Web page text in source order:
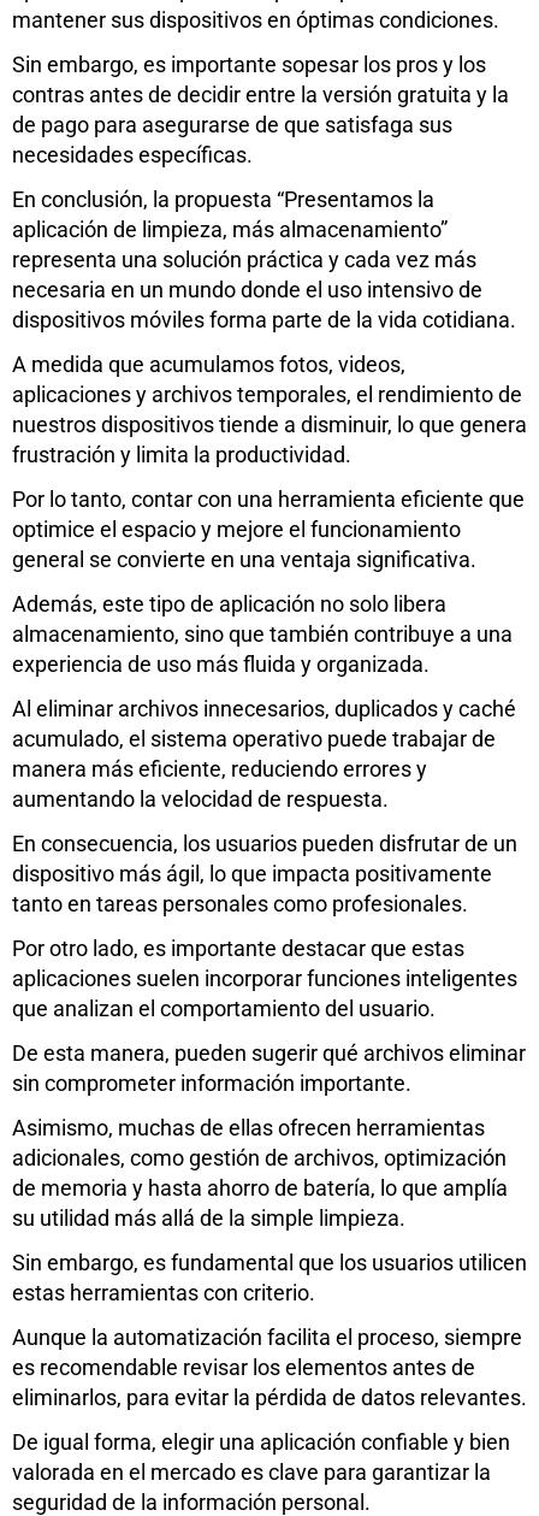
mantener sus dispositivos en óptimas condiciones.
Sin embargo, es importante sopesar los pros y los
contras antes de decidir entre la versión gratuita y la
de pago para asegurarse de que satisfaga sus
necesidades específicas.
En conclusión, la propuesta “Presentamos la
aplicación de limpieza, más almacenamiento”
representa una solución práctica y cada vez más
necesaria en un mundo donde el uso intensivo de
dispositivos móviles forma parte de la vida cotidiana.
A medida que acumulamos fotos, videos,
aplicaciones y archivos temporales, el rendimiento de
nuestros dispositivos tiende a disminuir, lo que genera
frustración y limita la productividad.
Por lo tanto, contar con una herramienta eficiente que
optimice el espacio y mejore el funcionamiento
general se convierte en una ventaja significativa.
Además, este tipo de aplicación no solo libera
almacenamiento, sino que también contribuye a una
experiencia de uso más fluida y organizada.
Al eliminar archivos innecesarios, duplicados y caché
acumulado, el sistema operativo puede trabajar de
manera más eficiente, reduciendo errores y
aumentando la velocidad de respuesta.
En consecuencia, los usuarios pueden disfrutar de un
dispositivo más ágil, lo que impacta positivamente
tanto en tareas personales como profesionales.
Por otro lado, es importante destacar que estas
aplicaciones suelen incorporar funciones inteligentes
que analizan el comportamiento del usuario.
De esta manera, pueden sugerir qué archivos eliminar
sin comprometer información importante.
Asimismo, muchas de ellas ofrecen herramientas
adicionales, como gestión de archivos, optimización
de memoria y hasta ahorro de batería, lo que amplía
su utilidad más allá de la simple limpieza.
Sin embargo, es fundamental que los usuarios utilicen
estas herramientas con criterio.
Aunque la automatización facilita el proceso, siempre
es recomendable revisar los elementos antes de
eliminarlos, para evitar la pérdida de datos relevantes.
De igual forma, elegir una aplicación confiable y bien
valorada en el mercado es clave para garantizar la
seguridad de la información personal.